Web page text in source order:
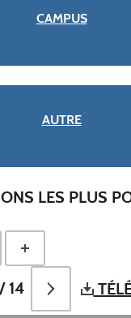
CAMPUS
AUTRE
LES PLUS
/ 14